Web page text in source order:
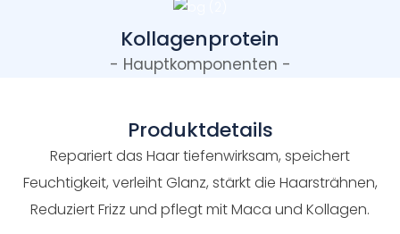
Kollagenprotein
- Hauptkomponenten -
Produktdetails
Repariert das Haar tiefenwirksam, speichert
Feuchtigkeit, verleiht Glanz, stärkt die Haarsträhnen,
Reduziert Frizz und pflegt mit Maca und Kollagen.